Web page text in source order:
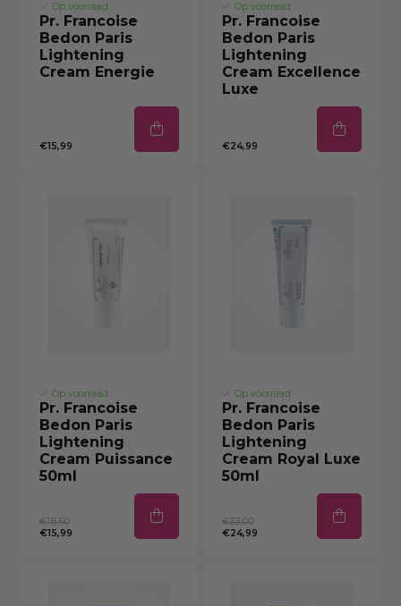
Op voorraad
Pr. Francoise
Bedon Paris
Lightening
Cream Energie
€15,99
Op voorraad
Pr. Francoise
Bedon Paris
Lightening
Cream Excellence
Luxe
€24,99
Op voorraad
Pr. Francoise
Bedon Paris
Lightening
Cream Puissance
50ml
€18,50
€15,99
Op voorraad
Pr. Francoise
Bedon Paris
Lightening
Cream Royal Luxe
50ml
€33,00
€24,99